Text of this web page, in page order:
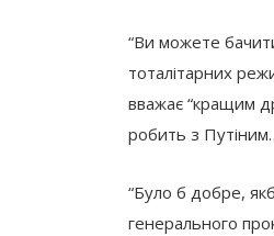
“Ви можете
тоталітарних
вважає “кращим
робить з
“Було б добре,
генерального